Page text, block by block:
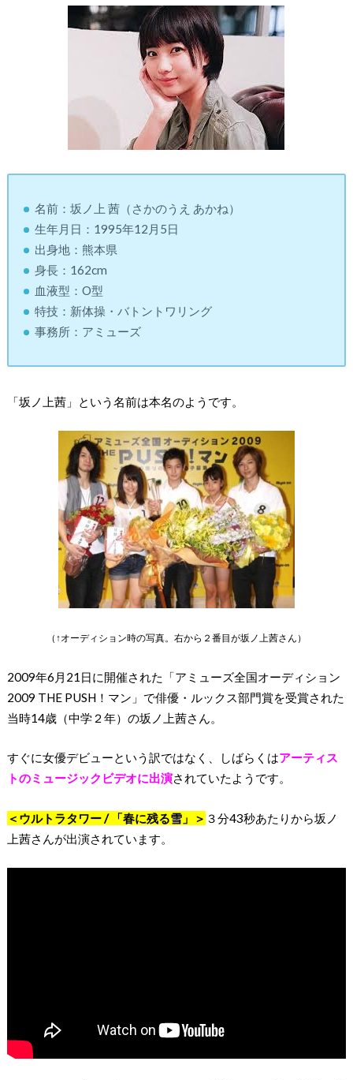
名前：坂ノ上 茜（さかのうえ あかね）
生年月日：1995年12月5日
出身地：熊本県
身長：162cm
血液型：O型
特技：新体操・バトントワリング
事務所：アミューズ
「坂ノ上茜」という名前は本名のようです。
（↑オーディション時の写真。右から２番目が坂ノ上茜さん）
2009年6月21日に開催された「アミューズ全国オーディション
2009 THE PUSH！マン」で俳優・ルックス部門賞を受賞された
当時14歳（中学２年）の坂ノ上茜さん。
すぐに女優デビューという訳ではなく、しばらくはアーティス
トのミュージックビデオに出演されていたようです。
＜ウルトラタワー / 「春に残る雪」＞ ３分43秒あたりから坂ノ
上茜さんが出演されています。